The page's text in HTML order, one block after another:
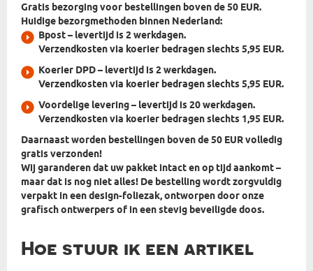
Gratis bezorging voor bestellingen boven de 50 EUR.
Huidige bezorgmethoden binnen Nederland:
Bpost– levertijd is 2 werkdagen.
Verzendkosten via koerier bedragen slechts 5,95 EUR.
Koerier DPD– levertijd is 2 werkdagen.
Verzendkosten via koerier bedragen slechts 5,95 EUR.
Voordelige levering– levertijd is 20 werkdagen.
Verzendkosten via koerier bedragen slechts 1,95 EUR.
Daarnaast worden bestellingen boven de 50 EUR volledig
gratis verzonden!
Wij garanderen dat uw pakket intact en op tijd aankomt –
maar dat is nog niet alles! De bestelling wordt zorgvuldig
verpakt ineen design-foliezak, ontworpen door onze
grafisch ontwerpersof in een stevig beveiligde doos.
Hoe stuur ik een artikel